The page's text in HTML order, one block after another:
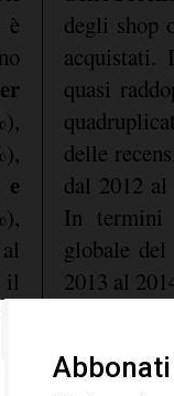
il
degli shop
acquistati.
quasi
delle
dal 2012
In termini
globale
2013 al